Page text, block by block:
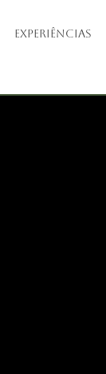
EXPERIÊNCIAS